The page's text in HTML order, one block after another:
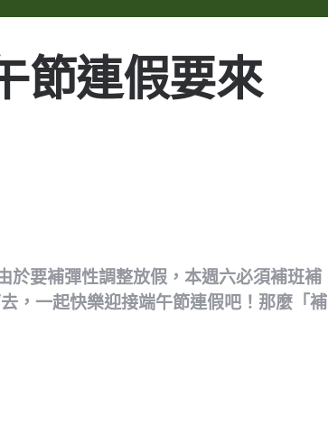
節連假要來
於要補彈性調整放假，本週六必須補班補
，一起快樂迎接端午節連假吧！那麼「補